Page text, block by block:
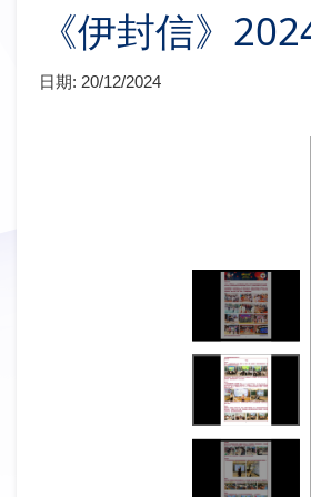
《伊封信》
日期: 20/12/2024